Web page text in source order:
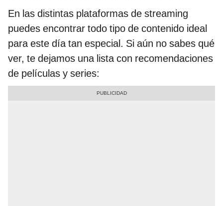
En las distintas plataformas de streaming
puedes encontrar todo tipo de contenido ideal
para este día tan especial. Si aún no sabes qué
ver, te dejamos una lista con recomendaciones
de películas y series: